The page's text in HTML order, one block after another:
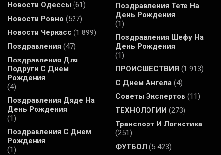
Новости Одессы (61)
Новости Ровно (527)
Новости Черкасс (1 899)
Поздравления (47)
Поздравления Для
Подруги С Днем
Рождения
(4)
Поздравления Дяде На
День Рождения
(1)
Поздравления С Днем
Рождения
(1)
Поздравления Тете На
День Рождения
(1)
Поздравления Шефу На
День Рождения
(1)
ПРОИСШЕСТВИЯ (1 913)
С Днем Ангела (4)
Советы Экспертов (11)
ТЕХНОЛОГИИ (273)
Транспорт И Логистика
(251)
ФУТБОЛ (5 423)